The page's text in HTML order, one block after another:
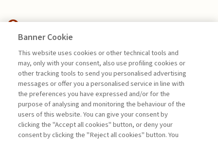
NEXTGEN MANAGEMENT
OLTRE LA REALTÀ FISICA.
PACKAGING ...
di Generoso Branca
Banner Cookie
This website uses cookies or other technical tools and
may, only with your consent, also use profiling cookies or
other tracking tools to send you personalised advertising
messages or offer you a personalised service in line with
the preferences you have expressed and/or for the
purpose of analysing and monitoring the behaviour of the
users of this website. You can give your consent by
clicking the "Accept all cookies" button, or deny your
consent by clicking the "Reject all cookies" button. You